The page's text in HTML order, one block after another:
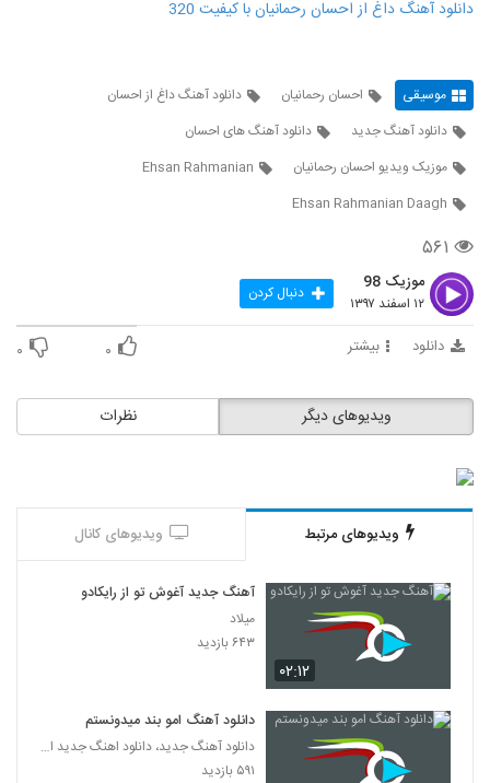
دانلود آهنگ داغ از احسان رحمانیان با کیفیت 320
موسیقی احسان رحمانیان
دانلود آهنگ داغ از احسان
دانلود آهنگ جدید
دانلود آهنگ های احسان
موزیک ویدیو احسان رحمانیان
Ehsan Rahmanian
Ehsan Rahmanian Daagh
۵۶۱
موزیک 98
۱۲ اسفند ۱۳۹۷ دنبال کردن
دانلود بیشتر ۰ ۰
نظرات ویدیوهای دیگر
ویدیوهای مرتبط ویدیوهای کانال
۰۲:۱۲
آهنگ جدید آغوش تو از رایکادو
میلاد
۶۴۳ بازدید
دانلود آهنگ امو بند میدونستم
دانلود آهنگ جدید، دانلود اهنگ جدید ایرانی
۵۹۱ بازدید